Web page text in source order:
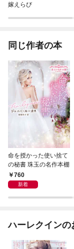
嫁えらび
同じ作者の本
命を授かった使い捨て
の秘書 珠玉の名作本棚
760
新着
ハーレクインの